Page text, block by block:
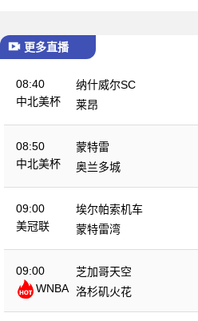
更多直播
08:40
中北美杯
纳什威尔SC
莱昂
08:50
中北美杯
蒙特雷
奥兰多城
09:00
美冠联
埃尔帕索机车
蒙特雷湾
09:00
WNBA
芝加哥天空
洛杉矶火花